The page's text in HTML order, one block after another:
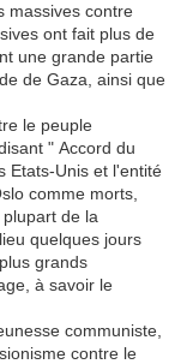
massives contre
ont fait plus de
une grande partie
de Gaza, ainsi que
le peuple
" Accord du
Etats-Unis et l'entité
comme morts,
de la
quelques jours
grands
à savoir le
communiste,
contre le